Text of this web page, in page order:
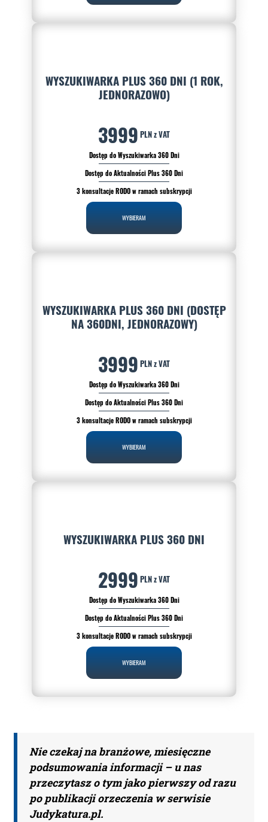
WYSZUKIWARKA PLUS 360 DNI (1 ROK,
JEDNORAZOWO)
3999 PLN z VAT
Dostęp do Wyszukiwarka 360 Dni
Dostęp do Aktualności Plus 360 Dni
3 konsultacje RODO w ramach subskrypcji
WYBIERAM
WYSZUKIWARKA PLUS 360 DNI (DOSTĘP
NA 360DNI, JEDNORAZOWY)
3999 PLN z VAT
Dostęp do Wyszukiwarka 360 Dni
Dostęp do Aktualności Plus 360 Dni
3 konsultacje RODO w ramach subskrypcji
WYBIERAM
WYSZUKIWARKA PLUS 360 DNI
2999 PLN z VAT
Dostęp do Wyszukiwarka 360 Dni
Dostęp do Aktualności Plus 360 Dni
3 konsultacje RODO w ramach subskrypcji
WYBIERAM
Nie czekaj na branżowe, miesięczne
podsumowania informacji – u nas
przeczytasz o tym jako pierwszy od razu
po publikacji orzeczenia w serwisie
Judykatura.pl.